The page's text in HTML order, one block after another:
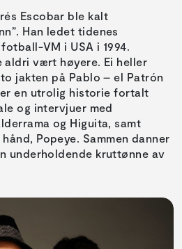
Escobar ble kalt
Han ledet tidenes
VM i USA i 1994.
aldri vært høyere. Ei heller
jakten på Pablo – el Patrón
en utrolig historie fortalt
og intervjuer med
og Higuita, samt
Popeye. Sammen danner
underholdende kruttønne av